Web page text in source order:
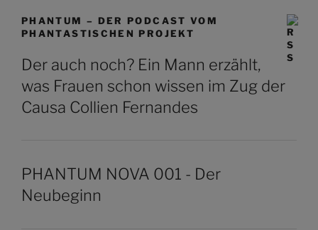
PHANTUM – DER PODCAST VOM
PHANTASTISCHEN PROJEKT
Der auch noch? Ein Mann erzählt,
was Frauen schon wissen im Zug der
Causa Collien Fernandes
PHANTUM NOVA 001 - Der
Neubeginn